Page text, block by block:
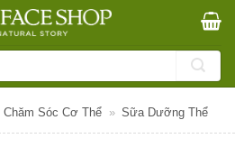
Chăm Sóc Cơ Thể » Sữa Dưỡng Thể